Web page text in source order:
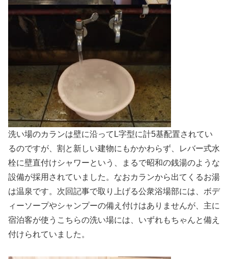
洗い場のカランは壁に沿ってL字型に計5基配置されてい
るのですが、割と新しい建物にもかかわらず、レバー式水
栓に壁直付けシャワーという、まるで昭和の銭湯のような
設備が採用されていました。なおカランから出てくるお湯
は温泉です。次回記事で取り上げる公衆浴場部には、ボデ
ィーソープやシャンプーの備え付けはありませんが、主に
宿泊客が使うこちらの洗い場には、いずれもちゃんと備え
付けられていました。